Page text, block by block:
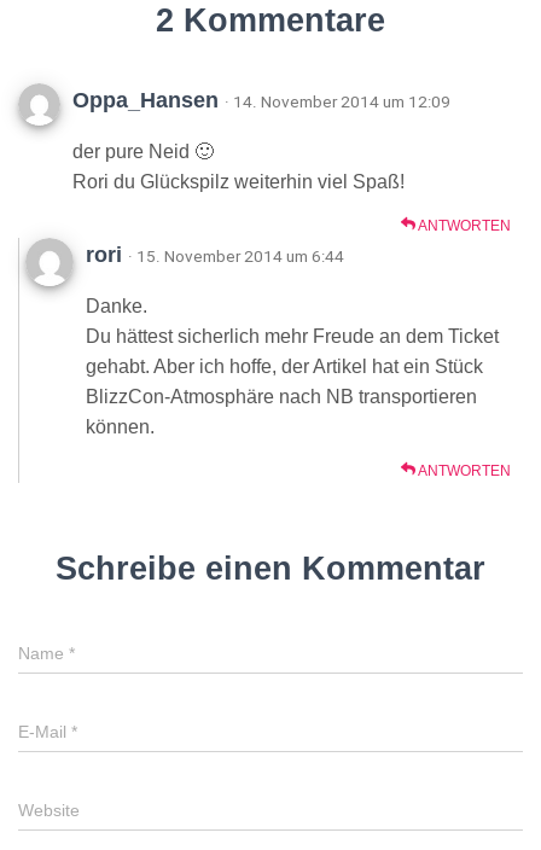
2 Kommentare
Oppa_Hansen · 14. November 2014 um 12:09
der pure Neid 🙂
Rori du Glückspilz weiterhin viel Spaß!
ANTWORTEN
rori · 15. November 2014 um 6:44
Danke.
Du hättest sicherlich mehr Freude an dem Ticket
gehabt. Aber ich hoffe, der Artikel hat ein Stück
BlizzCon-Atmosphäre nach NB transportieren
können.
ANTWORTEN
Schreibe einen Kommentar
Name *
E-Mail *
Website